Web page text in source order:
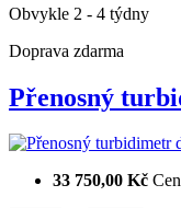
Obvykle 2 - 4 týdny
Doprava zdarma
Přenosný
33 750,00 Kč